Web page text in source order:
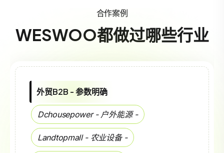
合作案例
WESWOO都做过哪些行业
外贸B2B - 参数明确
Dchousepower - 户外能源 -
Landtopmall - 农业设备 -